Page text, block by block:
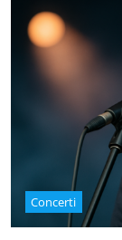
Concerti